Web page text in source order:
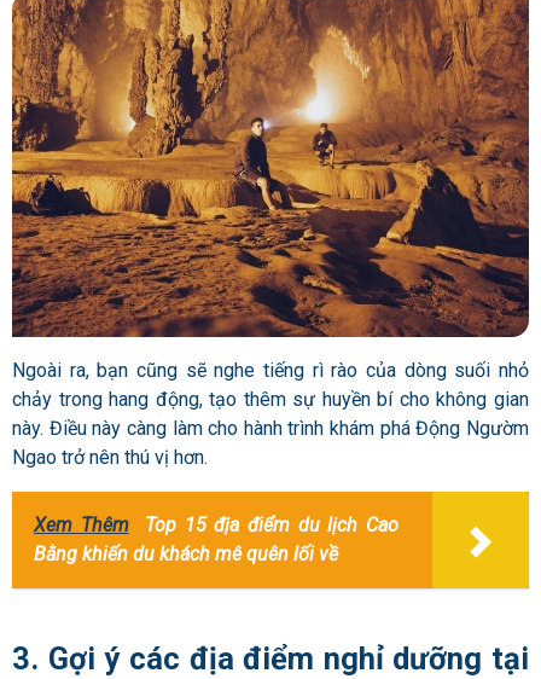
Ngoài ra, bạn cũng sẽ nghe tiếng rì rào của dòng suối nhỏ
chảy trong hang động, tạo thêm sự huyền bí cho không gian
này. Điều này càng làm cho hành trình khám phá Động Ngườm
Ngao trở nên thú vị hơn.
Xem Thêm
Top 15 địa điểm du lịch Cao
Bằng khiến du khách mê quên lối về
3. Gợi ý các địa điểm nghỉ dưỡng tại